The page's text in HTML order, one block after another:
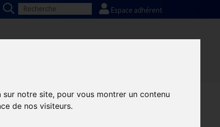
notre site, pour vous montrer un contenu
de nos visiteurs.
Espace adhérent